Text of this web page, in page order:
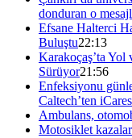
donduran o
Efsane Halterci
Buluştu22:13
Karakoçaş’ta Yol
Sürüyor21:56
Enfeksiyonu
Caltech’ten
Ambulans,
Motosiklet